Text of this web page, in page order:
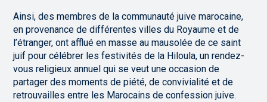
Ainsi, des membres de la communauté juive marocaine,
en provenance de différentes villes du Royaume et de
l’étranger, ont afflué en masse au mausolée de ce saint
juif pour célébrer les festivités de la Hiloula, un rendez-
vous religieux annuel qui se veut une occasion de
partager des moments de piété, de convivialité et de
retrouvailles entre les Marocains de confession juive.